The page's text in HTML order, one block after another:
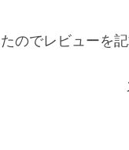
のでレビューを記